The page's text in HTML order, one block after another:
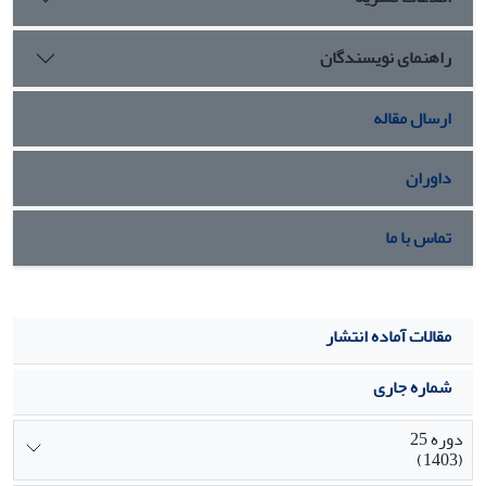
و کنترل انقلاب شد.
راهنمای نویسندگان
ارسال مقاله
داوران
تماس با ما
مقالات آماده انتشار
شماره جاری
دوره 25
(1403)